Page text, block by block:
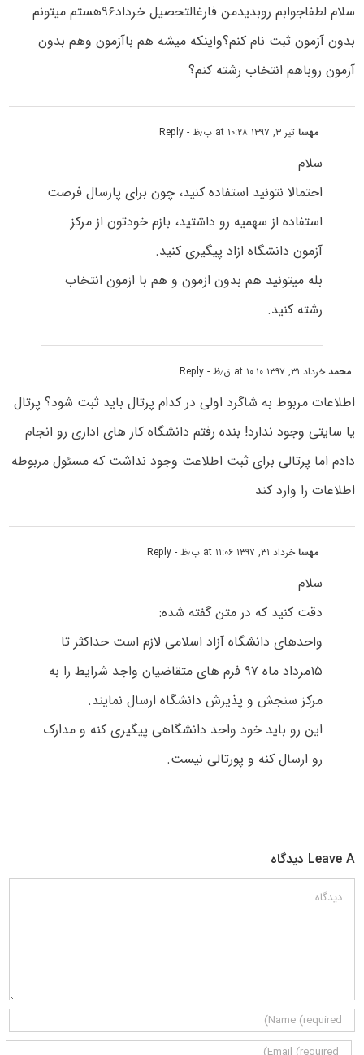
سلام لطفاجوابم روبدیدمن فارغالتحصیل خرداد۹۶هستم میتونم
بدون آزمون ثبت نام کنم؟واینکه میشه هم باآزمون وهم بدون
آزمون روباهم انتخاب رشته کنم؟
مهساتیر ۳, ۱۳۹۷ at ۱۰:۲۸ ب٫ظ - Reply
سلام
احتمالا نتونید استفاده کنید، چون برای پارسال فرصت
استفاده از سهمیه رو داشتید، بازم خودتون از مرکز
آزمون دانشگاه ازاد پیگیری کنید.
بله میتونید هم بدون ازمون و هم با ازمون انتخاب
رشته کنید.
محمدخرداد ۳۱, ۱۳۹۷ at ۱۰:۱۰ ق٫ظ - Reply
اطلاعات مربوط به شاگرد اولی در کدام پرتال باید ثبت شود؟ پرتال
یا سایتی وجود ندارد! بنده رفتم دانشگاه کار های اداری رو انجام
دادم اما پرتالی برای ثبت اطلاعت وجود نداشت که مسئول مربوطه
اطلاعات را وارد کند
مهساخرداد ۳۱, ۱۳۹۷ at ۱۱:۰۶ ب٫ظ - Reply
سلام
دقت کنید که در متن گفته شده:
واحدهای دانشگاه آزاد اسلامی لازم است حداکثر تا
۱۵مرداد ماه ۹۷ فرم های متقاضیان واجد شرایط را به
مرکز سنجش و پذیرش دانشگاه ارسال نمایند.
این رو باید خود واحد دانشگاهی پیگیری کنه و مدارک
رو ارسال کنه و پورتالی نیست.
Leave A دیدگاه
دیدگاه